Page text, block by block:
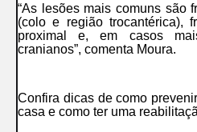
“As lesões mais comuns são
(colo e região trocantérica),
proximal e, em casos
cranianos”, comenta Moura.
Confira dicas de como
casa e como ter uma